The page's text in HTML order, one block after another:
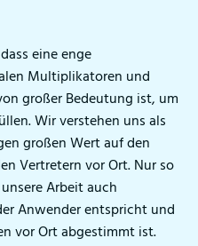
eine enge
Multiplikatoren und
großer Bedeutung ist, um
Wir verstehen uns als
großen Wert auf den
Vertretern vor Ort. Nur so
Arbeit auch
Anwender entspricht und
vor Ort abgestimmt ist.